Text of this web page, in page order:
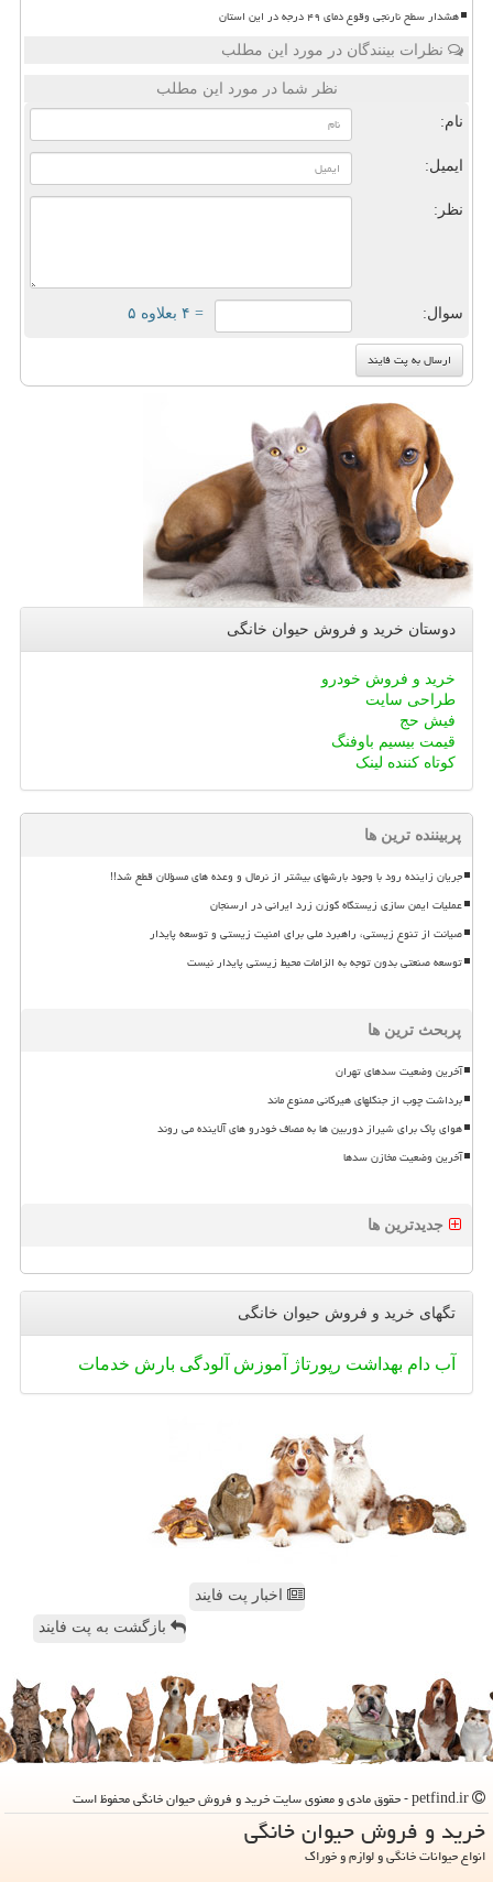
هشدار سطح نارنجی وقوع دمای ۴۹ درجه در این استان
نظرات بینندگان در مورد این مطلب
نظر شما در مورد این مطلب
نام:
ایمیل:
نظر:
سوال: = ۴ بعلاوه ۵
دوستان خرید و فروش حیوان خانگی
خرید و فروش خودرو
طراحی سایت
فیش حج
قیمت بیسیم باوفنگ
کوتاه کننده لینک
پربیننده ترین ها
جریان زاینده رود با وجود بارشهای بیشتر از نرمال و وعده های مسؤلان قطع شد!!
عملیات ایمن سازی زیستگاه گوزن زرد ایرانی در ارسنجان
صیانت از تنوع زیستی، راهبرد ملی برای امنیت زیستی و توسعه پایدار
توسعه صنعتی بدون توجه به الزامات محیط زیستی پایدار نیست
پربحث ترین ها
آخرین وضعیت سدهای تهران
برداشت چوب از جنگلهای هیرکانی ممنوع ماند
هوای پاک برای شیراز دوربین ها به مصاف خودرو های آلاینده می روند
آخرین وضعیت مخازن سدها
جدیدترین ها
تگهای خرید و فروش حیوان خانگی
آب دام بهداشت رپورتاژ آموزش آلودگی بارش خدمات
اخبار پت فایند
بازگشت به پت فایند
خرید و فروش حیوان خانگی
انواع حیوانات خانگی و لوازم و خوراک